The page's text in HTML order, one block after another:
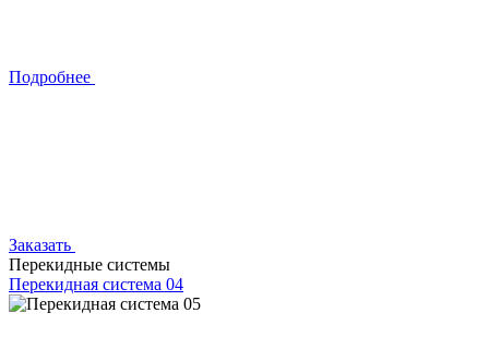
Подробнее
Заказать
Перекидные системы
Перекидная система 04